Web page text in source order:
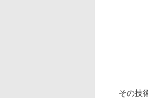
その技